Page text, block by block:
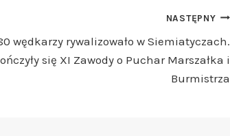
NASTĘPNY
wędkarzy rywalizowało w Siemiatyczach.
się XI Zawody o Puchar Marszałka i
Burmistrza